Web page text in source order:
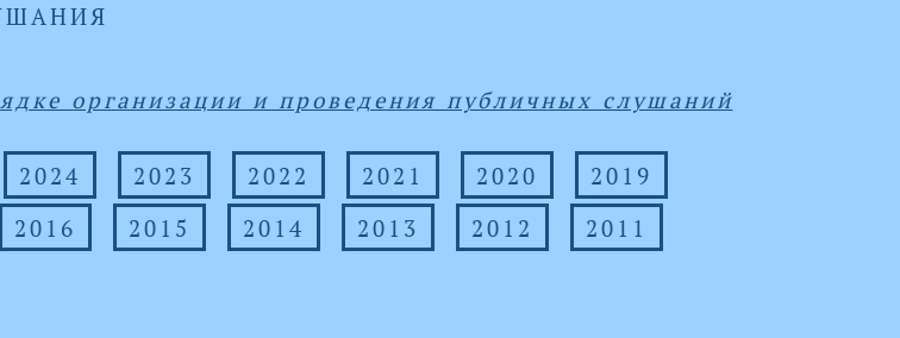
организации и проведения публичных слушаний
2024 2023 2022 2021 2020
2019
2016 2015 2014 2013 2012
2011